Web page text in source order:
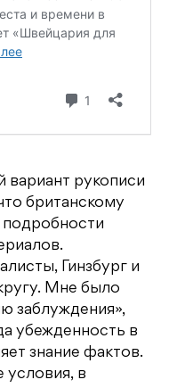
вариант рукописи
британскому
подробности
Гинзбург и
Мне было
заблуждения»,
убежденность в
знание фактов.
условия, в